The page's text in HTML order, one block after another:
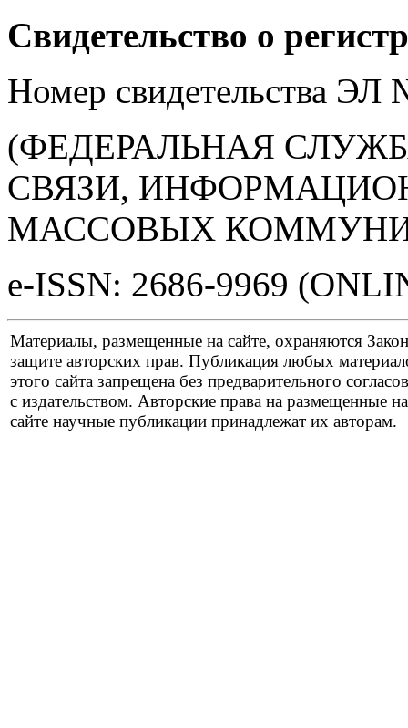
Свидетельство о
Номер свидетельства
(ФЕДЕРАЛЬНАЯ
СВЯЗИ,
МАССОВЫХ
e-ISSN: 2686-9969
Материалы, размещенные на сайте, охраняются
защите авторских прав. Публикация любых
этого сайта запрещена без предварительного
с издательством. Авторские права на размещенные на
сайте научные публикации принадлежат их авторам.